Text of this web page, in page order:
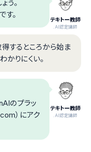
テキトー教師
.AI認定講師
う。
。
するところから始ま
かりにくい。
テキトー教師
.AI認定講師
のプラッ
）にアク